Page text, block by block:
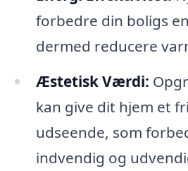
forbedre din boligs
dermed reducere
Æstetisk Værdi:
kan give dit hjem et
udseende, som
indvendig og